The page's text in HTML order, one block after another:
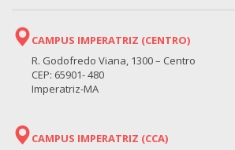
CAMPUS IMPERATRIZ (CENTRO)
R. Godofredo Viana, 1300 – Centro
CEP: 65901- 480
Imperatriz-MA
CAMPUS IMPERATRIZ (CCA)